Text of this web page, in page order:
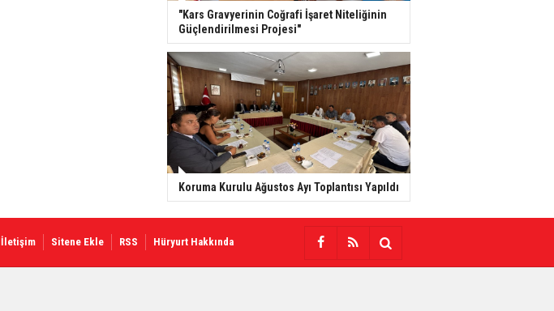
"Kars Gravyerinin Coğrafi İşaret Niteliğinin
Güçlendirilmesi Projesi"
Koruma Kurulu Ağustos Ayı Toplantısı Yapıldı
İletişim Sitene Ekle RSS Hüryurt Hakkında